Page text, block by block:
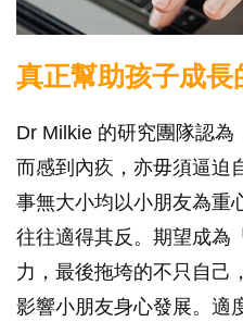
真正幫助孩子成長
Dr Milkie 的研究團隊認
而感到內疚，亦毋須逼迫
事無大小均以小朋友為重
往往適得其反。期望成為
力，最後拖垮的不只自己
影響小朋友身心發展。適